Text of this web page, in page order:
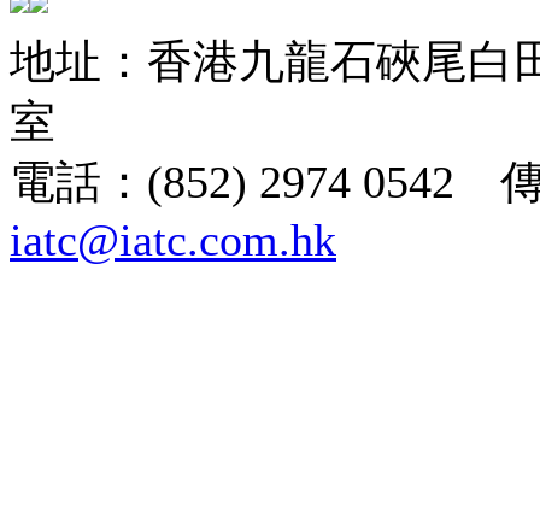
地址：香港九龍石硤尾白
室
電話：(852) 2974 0542
iatc@iatc.com.hk